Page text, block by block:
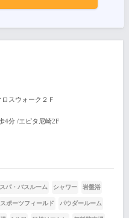
スウォーク２Ｆ
4分 /エピタ尼崎2F
スパ・バスルーム シャワー 岩盤浴
スポーツフィールド パウダールーム